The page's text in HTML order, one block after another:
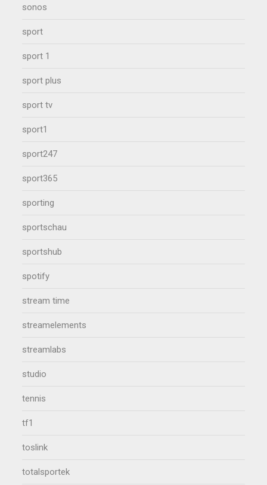
sonos
sport
sport 1
sport plus
sport tv
sport1
sport247
sport365
sporting
sportschau
sportshub
spotify
stream time
streamelements
streamlabs
studio
tennis
tf1
toslink
totalsportek